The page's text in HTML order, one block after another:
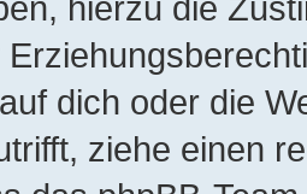
dich oder die
ziehe einen